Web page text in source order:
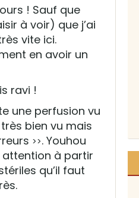
! Sauf que
à voir) que j’ai
vite ici.
en avoir un
ravi !
une perfusion vu
bien vu mais
>>. Youhou
attention à partir
qu’il faut